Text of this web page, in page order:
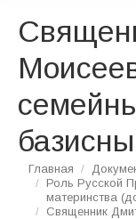
Вы здесь:
Главная
Роль Русской
материнства
Священник